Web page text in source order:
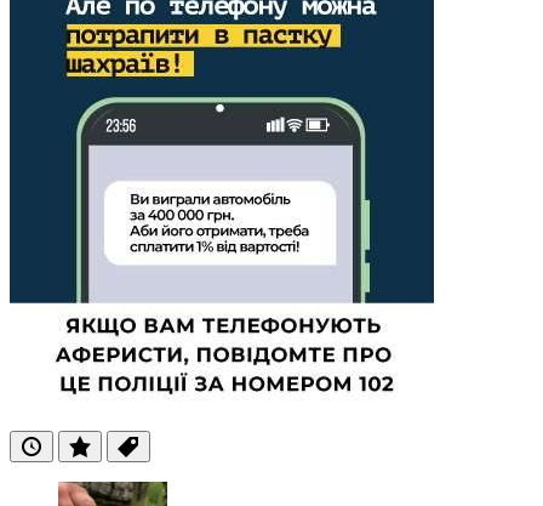
ОстанніПопулярні
Теги